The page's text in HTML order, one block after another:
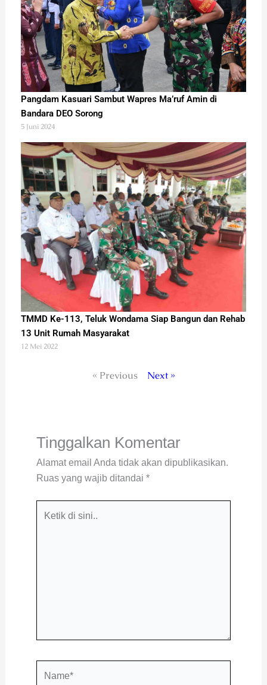
Pangdam Kasuari Sambut Wapres Ma’ruf Amin di
Bandara DEO Sorong
5 Juni 2024
TMMD Ke-113, Teluk Wondama Siap Bangun dan Rehab
13 Unit Rumah Masyarakat
12 Mei 2022
« Previous Next »
Tinggalkan Komentar
Alamat email Anda tidak akan dipublikasikan.
Ruas yang wajib ditandai *